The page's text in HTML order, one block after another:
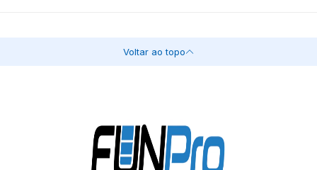
Voltar ao topo